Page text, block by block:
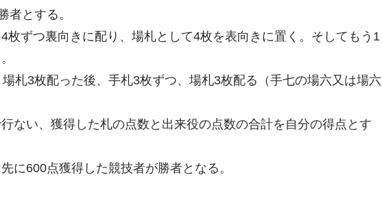
者とする。
枚ずつ裏向きに配り、場札として4枚を表向きに置く。そしてもう1
場札3枚配った後、手札3枚ずつ、場札3枚配る（手七の場六又は場六
ない、獲得した札の点数と出来役の点数の合計を自分の得点とす
に600点獲得した競技者が勝者となる。